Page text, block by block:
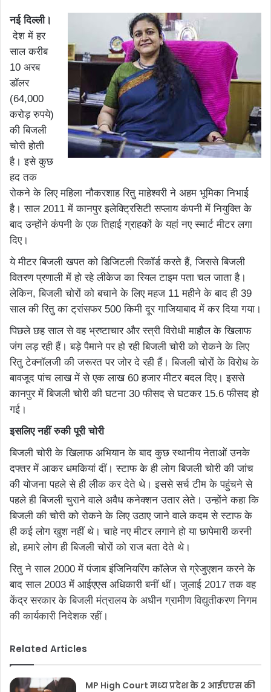
नई दिल्ली।
देश में हर
साल करीब
10 अरब
डॉलर
(64,000
करोड़ रुपये)
की बिजली
चोरी होती
है। इसे कुछ
हद तक
रोकने के लिए महिला नौकरशाह रितु माहेश्वरी ने अहम भूमिका निभाई
है। साल 2011 में कानपुर इलेक्ट्रिसिटी सप्लाय कंपनी में नियुक्ति के
बाद उन्होंने कंपनी के एक तिहाई ग्राहकों के यहां नए स्मार्ट मीटर लगा
दिए।
ये मीटर बिजली खपत को डिजिटली रिकॉर्ड करते हैं, जिससे बिजली
वितरण प्रणाली में हो रहे लीकेज का रियल टाइम पता चल जाता है।
लेकिन, बिजली चोरों को बचाने के लिए महज 11 महीने के बाद ही 39
साल की रितु का ट्रांसफर 500 किमी दूर गाजियाबाद में कर दिया गया।
पिछले छह साल से वह भ्रष्टाचार और स्त्री विरोधी माहौल के खिलाफ
जंग लड़ रही हैं। बड़े पैमाने पर हो रही बिजली चोरी को रोकने के लिए
रितु टेक्नॉलजी की जरूरत पर जोर दे रही हैं। बिजली चोरों के विरोध के
बावजूद पांच लाख में से एक लाख 60 हजार मीटर बदल दिए। इससे
कानपुर में बिजली चोरी की घटना 30 फीसद से घटकर 15.6 फीसद हो
गई।
इसलिए नहीं रुकी पूरी चोरी
बिजली चोरी के खिलाफ अभियान के बाद कुछ स्थानीय नेताओं उनके
दफ्तर में आकर धमकियां दीं। स्टाफ के ही लोग बिजली चोरी की जांच
की योजना पहले से ही लीक कर देते थे। इससे सर्च टीम के पहुंचने से
पहले ही बिजली चुराने वाले अवैध कनेक्शन उतार लेते। उन्होंने कहा कि
बिजली की चोरी को रोकने के लिए उठाए जाने वाले कदम से स्टाफ के
ही कई लोग खुश नहीं थे। चाहे नए मीटर लगाने हो या छापेमारी करनी
हो, हमारे लोग ही बिजली चोरों को राज बता देते थे।
रितु ने साल 2000 में पंजाब इंजिनियरिंग कॉलेज से ग्रेजुएशन करने के
बाद साल 2003 में आईएएस अधिकारी बनीं थीं। जुलाई 2017 तक वह
केंद्र सरकार के बिजली मंत्रालय के अधीन ग्रामीण विद्युतीकरण निगम
की कार्यकारी निदेशक रहीं।
Related Articles
MP High Court मध्य प्रदेश के 2 आईएएस की